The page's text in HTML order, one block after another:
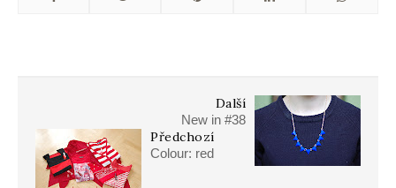
Další
New in #38
Předchozí
Colour: red